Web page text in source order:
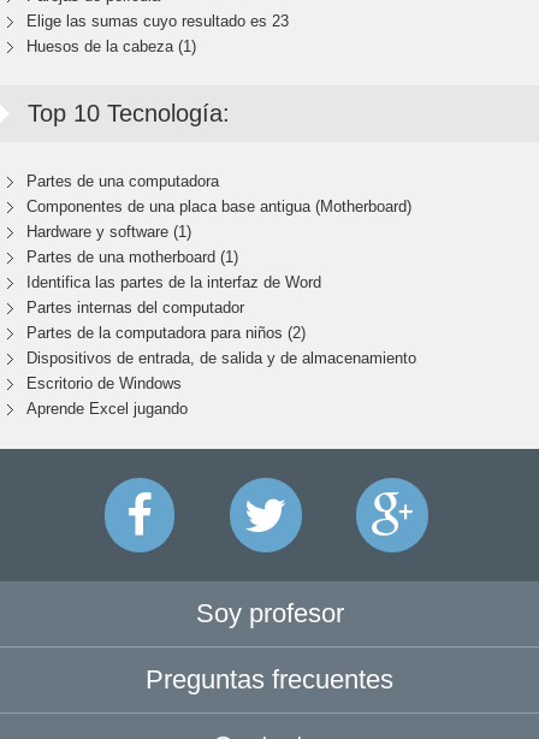
Elige las sumas cuyo resultado es 23
Huesos de la cabeza (1)
Top 10 Tecnología:
Partes de una computadora
Componentes de una placa base antigua (Motherboard)
Hardware y software (1)
Partes de una motherboard (1)
Identifica las partes de la interfaz de Word
Partes internas del computador
Partes de la computadora para niños (2)
Dispositivos de entrada, de salida y de almacenamiento
Escritorio de Windows
Aprende Excel jugando
Soy profesor
Preguntas frecuentes